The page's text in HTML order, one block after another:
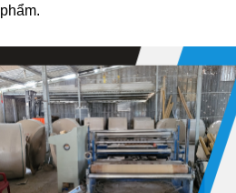
phẩm.